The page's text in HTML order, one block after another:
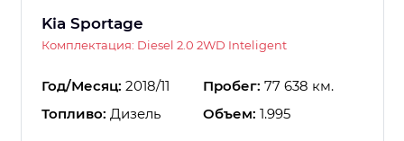
Kia Sportage
Комплектация: Diesel 2.0 2WD Inteligent
Год/Месяц: 2018/11 Пробег: 77 638 км.
Топливо: Дизель Объем: 1.995